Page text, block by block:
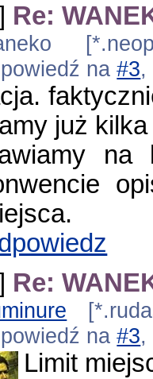
Re:
na#3,
już
na
Re:
na#3,
Limit